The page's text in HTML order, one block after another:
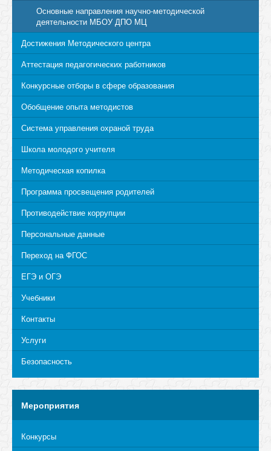
Основные направления научно-методической
деятельности МБОУ ДПО МЦ
Достижения Методического центра
Аттестация педагогических работников
Конкурсные отборы в сфере образования
Обобщение опыта методистов
Система управления охраной труда
Школа молодого учителя
Методическая копилка
Программа просвещения родителей
Противодействие коррупции
Персональные данные
Переход на ФГОС
ЕГЭ и ОГЭ
Учебники
Контакты
Услуги
Безопасность
Мероприятия
Конкурсы